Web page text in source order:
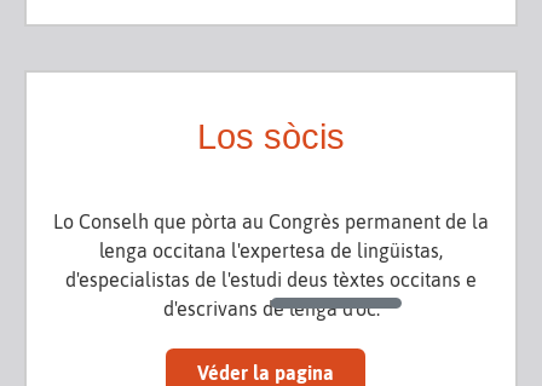
Los sòcis
Lo Conselh que pòrta au Congrès permanent de la
lenga occitana l'expertesa de lingüistas,
d'especialistas de l'estudi deus tèxtes occitans e
d'escrivans de lenga d'òc.
Véder la pagina